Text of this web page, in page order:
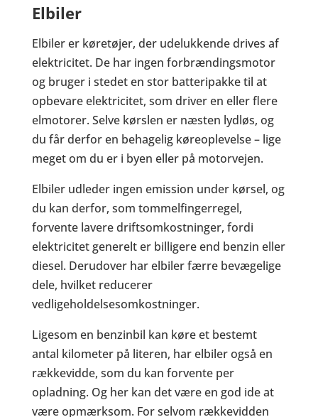
Elbiler
Elbiler er køretøjer, der udelukkende drives af
elektricitet. De har ingen forbrændingsmotor
og bruger i stedet en stor batteripakke til at
opbevare elektricitet, som driver en eller flere
elmotorer. Selve kørslen er næsten lydløs, og
du får derfor en behagelig køreoplevelse – lige
meget om du er i byen eller på motorvejen.
Elbiler udleder ingen emission under kørsel, og
du kan derfor, som tommelfingerregel,
forvente lavere driftsomkostninger, fordi
elektricitet generelt er billigere end benzin eller
diesel. Derudover har elbiler færre bevægelige
dele, hvilket reducerer
vedligeholdelsesomkostninger.
Ligesom en benzinbil kan køre et bestemt
antal kilometer på literen, har elbiler også en
rækkevidde, som du kan forvente per
opladning. Og her kan det være en god ide at
være opmærksom. For selvom rækkevidden